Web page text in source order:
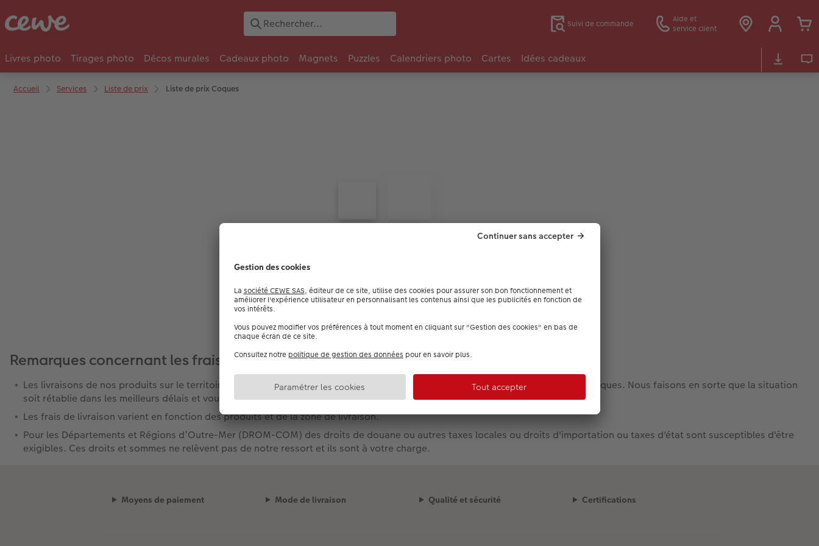
Suivi de commande
Aide et
service client
Livres photo Tirages photo Décos murales Cadeaux photo Magnets Puzzles Calendriers photo Cartes Idées cadeaux
Accueil Services Liste de prix Liste de prix Coques
Remarques concernant les frais de livraison :
Les livraisons de nos produits sur le territoire des DROM-COM sont temporairement suspendues en raison de contraintes techniques. Nous faisons en sorte que la situation
soit rétablie dans les meilleurs délais et vous remercions de votre compréhension
Les frais de livraison varient en fonction des produits et de la zone de livraison.
Pour les Départements et Régions d’Outre-Mer (DROM-COM) des droits de douane ou autres taxes locales ou droits d'importation ou taxes d'état sont susceptibles d'être
exigibles. Ces droits et sommes ne relèvent pas de notre ressort et ils sont à votre charge.
Moyens de paiement Mode de livraison Qualité et sécurité Certifications